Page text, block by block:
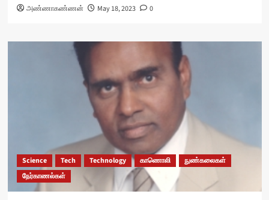
அண்ணாகண்ணன் May 18, 2023 0
Science Tech Technology காணொலி
நுண்கலைகள்
நேர்காணல்கள்